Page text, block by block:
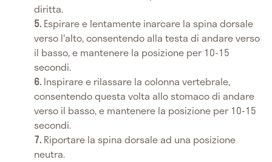
diritta.
Espirare e lentamente inarcare la spina dorsale
verso l'alto, consentendo alla testa di andare verso
il basso, e mantenere la posizione per 10-15
secondi.
Inspirare e rilassare la colonna vertebrale,
consentendo questa volta allo stomaco di andare
verso il basso, e mantenere la posizione per 10-15
secondi.
Riportare la spina dorsale ad una posizione
neutra.